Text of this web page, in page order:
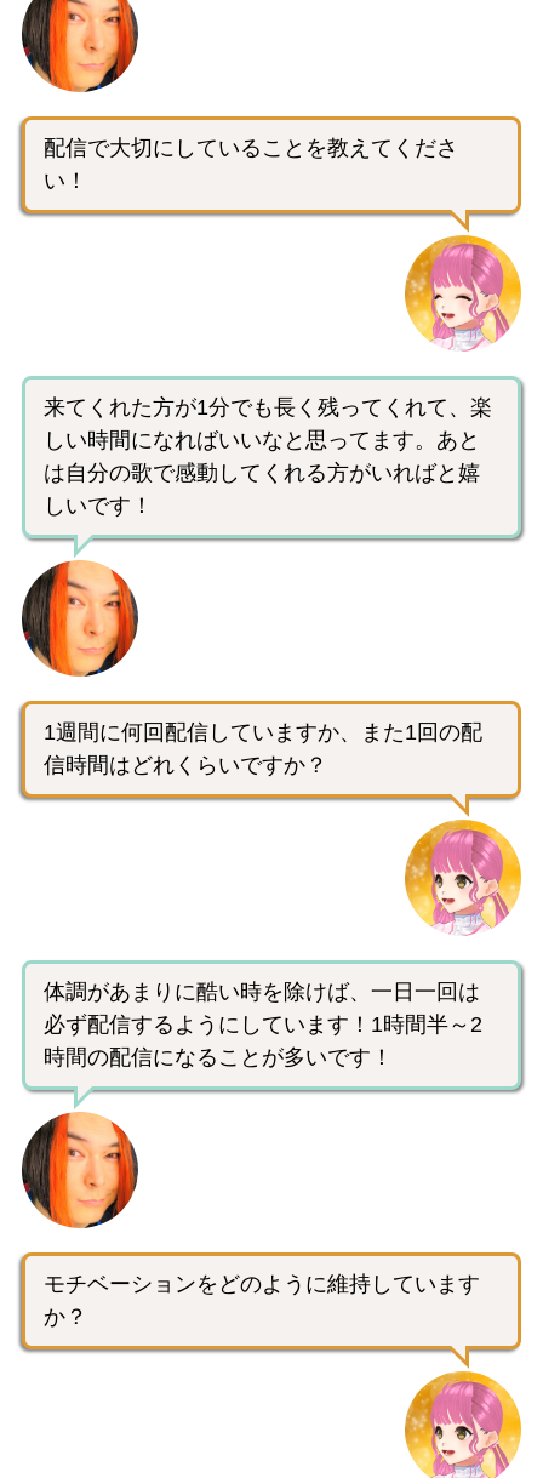
配信で大切にしていることを教えてくださ
い！
来てくれた方が1分でも長く残ってくれて、楽
しい時間になればいいなと思ってます。あと
は自分の歌で感動してくれる方がいればと嬉
しいです！
1週間に何回配信していますか、また1回の配
信時間はどれくらいですか？
体調があまりに酷い時を除けば、一日一回は
必ず配信するようにしています！1時間半～2
時間の配信になることが多いです！
モチベーションをどのように維持しています
か？